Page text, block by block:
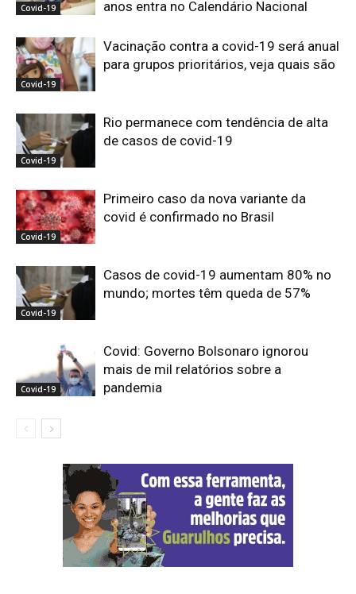
Covid-19 anos entra no Calendário Nacional
Covid-19
Vacinação contra a covid-19 será anual
para grupos prioritários, veja quais são
Covid-19
Rio permanece com tendência de alta
de casos de covid-19
Covid-19
Primeiro caso da nova variante da
covid é confirmado no Brasil
Covid-19
Casos de covid-19 aumentam 80% no
mundo; mortes têm queda de 57%
Covid-19
Covid: Governo Bolsonaro ignorou
mais de mil relatórios sobre a
pandemia